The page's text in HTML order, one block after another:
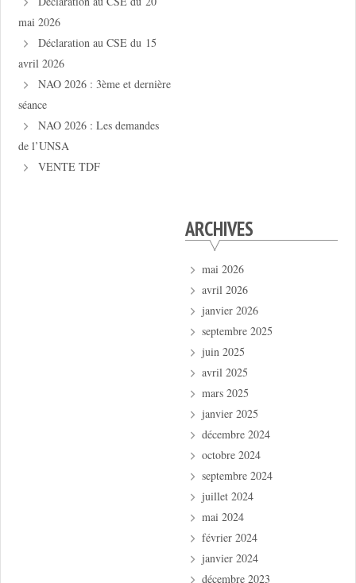
mai 2026
Déclaration au CSE du 15
avril 2026
NAO 2026 : 3ème et dernière
séance
NAO 2026 : Les demandes
de l’UNSA
VENTE TDF
ARCHIVES
mai 2026
avril 2026
janvier 2026
septembre 2025
juin 2025
avril 2025
mars 2025
janvier 2025
décembre 2024
octobre 2024
septembre 2024
juillet 2024
mai 2024
février 2024
janvier 2024
décembre 2023